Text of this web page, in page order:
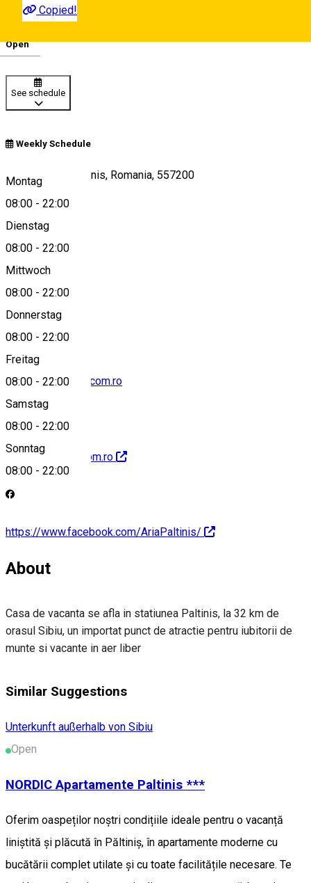
Deutsch
Copied!
08:00 - 22:00
Open
See schedule
Weekly Schedule
Montag
08:00 - 22:00
Dienstag
08:00 - 22:00
Mittwoch
08:00 - 22:00
Donnerstag
08:00 - 22:00
Freitag
08:00 - 22:00
Samstag
08:00 - 22:00
Sonntag
08:00 - 22:00
Aria Paltinis, Paltinis, Romania, 557200
View on map
aria.paltinis@aria.com.ro
http://www.aria.com.ro
https://www.facebook.com/AriaPaltinis/
About
Casa de vacanta se afla in statiunea Paltinis, la 32 km de
orasul Sibiu, un importat punct de atractie pentru iubitorii de
munte si vacante in aer liber
Similar Suggestions
Unterkunft außerhalb von Sibiu
Open
NORDIC Apartamente Paltinis ***
Oferim oaspeților noștri condițiile ideale pentru o vacanță
liniștită și plăcută în Păltiniș, în apartamente moderne cu
bucătării complet utilate și cu toate facilitățile necesare. Te